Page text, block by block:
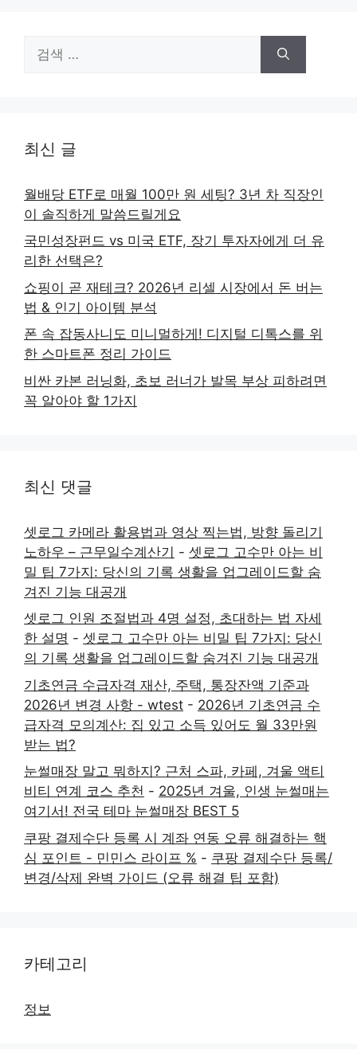
색:
최신 글
월배당 ETF로 매월 100만 원 세팅? 3년 차 직장인
이 솔직하게 말씀드릴게요
국민성장펀드 vs 미국 ETF, 장기 투자자에게 더 유
리한 선택은?
쇼핑이 곧 재테크? 2026년 리셀 시장에서 돈 버는
법 & 인기 아이템 분석
폰 속 잡동사니도 미니멀하게! 디지털 디톡스를 위
한 스마트폰 정리 가이드
비싼 카본 러닝화, 초보 러너가 발목 부상 피하려면
꼭 알아야 할 1가지
최신 댓글
셋로그 카메라 활용법과 영상 찍는법, 방향 돌리기
노하우 – 근무일수계산기 - 셋로그 고수만 아는 비
밀 팁 7가지: 당신의 기록 생활을 업그레이드할 숨
겨진 기능 대공개
셋로그 인원 조절법과 4명 설정, 초대하는 법 자세
한 설명 - 셋로그 고수만 아는 비밀 팁 7가지: 당신
의 기록 생활을 업그레이드할 숨겨진 기능 대공개
기초연금 수급자격 재산, 주택, 통장잔액 기준과
2026년 변경 사항 - wtest - 2026년 기초연금 수
급자격 모의계산: 집 있고 소득 있어도 월 33만원
받는 법?
눈썰매장 말고 뭐하지? 근처 스파, 카페, 겨울 액티
비티 연계 코스 추천 - 2025년 겨울, 인생 눈썰매는
여기서! 전국 테마 눈썰매장 BEST 5
쿠팡 결제수단 등록 시 계좌 연동 오류 해결하는 핵
심 포인트 - 민민스 라이프 % - 쿠팡 결제수단 등록/
변경/삭제 완벽 가이드 (오류 해결 팁 포함)
카테고리
정보